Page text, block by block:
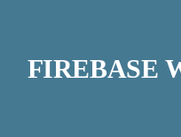
FIREBASE